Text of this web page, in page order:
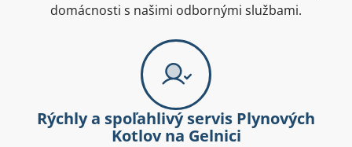
domácnosti s našimi odbornými službami.
Rýchly a spoľahlivý servis Plynových
Kotlov na Gelnici